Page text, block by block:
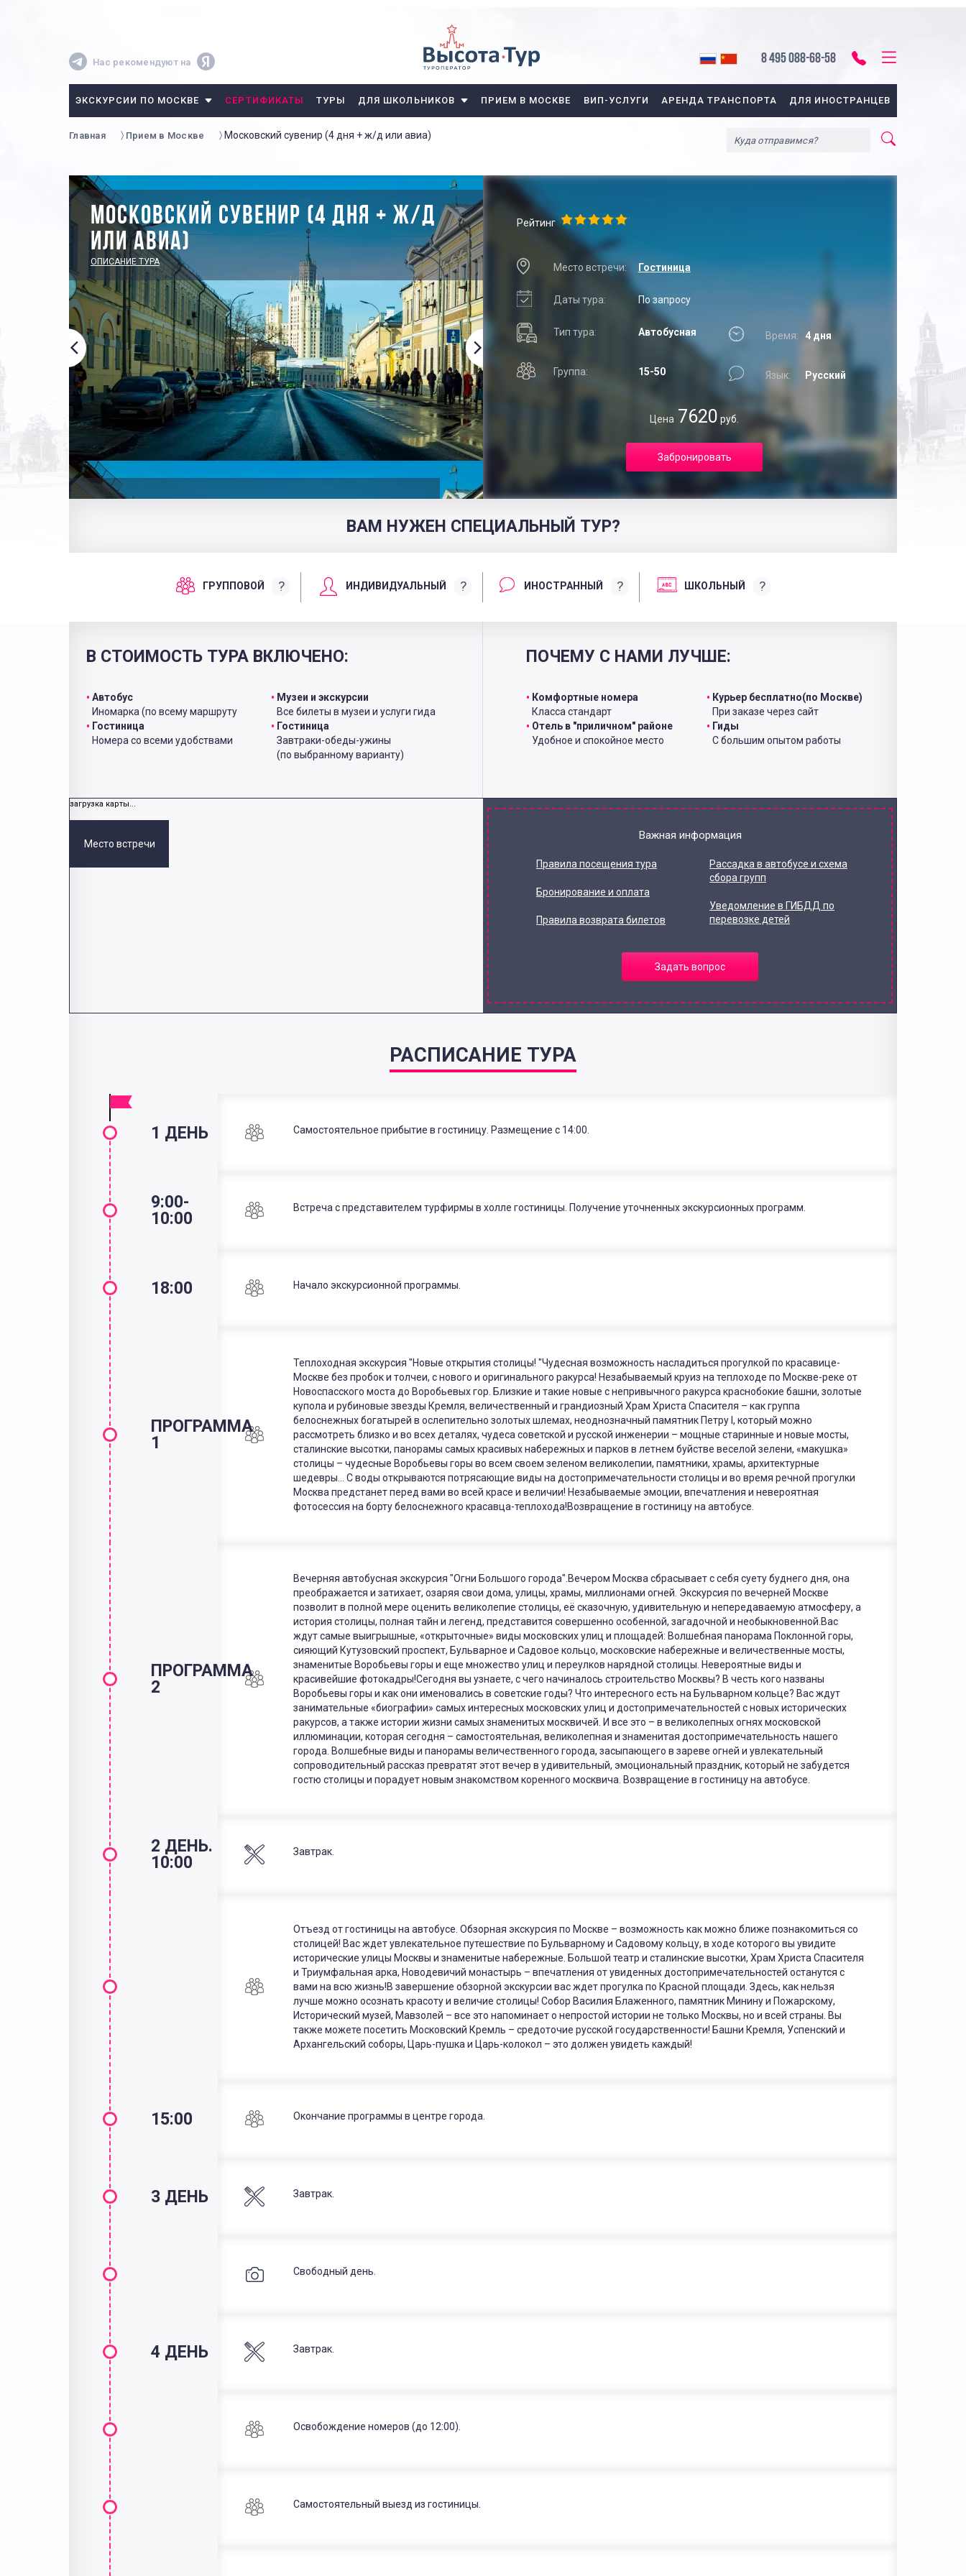
Нас рекомендуют на 8 495 088-68-58
ЭКСКУРСИИ ПО МОСКВЕ СЕРТИФИКАТЫ ТУРЫ ДЛЯ ШКОЛЬНИКОВ ПРИЕМ В МОСКВЕ ВИП-УСЛУГИ АРЕНДА ТРАНСПОРТА ДЛЯ ИНОСТРАНЦЕВ
Главная Прием в Москве Московский сувенир (4 дня + ж/д или авиа)
МОСКОВСКИЙ СУВЕНИР (4 ДНЯ + Ж/Д
ИЛИ АВИА)
ОПИСАНИЕ ТУРА
Рейтинг
Место встречи: Гостиница
Даты тура: По запросу
Тип тура: Автобусная Время: 4 дня
Группа: 15-50 Язык: Русский
Цена 7620 руб.
Забронировать
ВАМ НУЖЕН СПЕЦИАЛЬНЫЙ ТУР?
ГРУППОВОЙ ? ИНДИВИДУАЛЬНЫЙ ? ИНОСТРАННЫЙ ? ШКОЛЬНЫЙ ?
В СТОИМОСТЬ ТУРА ВКЛЮЧЕНО:
Автобус
Иномарка (по всему маршруту
Гостиница
Номера со всеми удобствами
Музеи и экскурсии
Все билеты в музеи и услуги гида
Гостиница
Завтраки-обеды-ужины
(по выбранному варианту)
ПОЧЕМУ С НАМИ ЛУЧШЕ:
Комфортные номера
Класса стандарт
Отель в "приличном" районе
Удобное и спокойное место
Курьер бесплатно(по Москве)
При заказе через сайт
Гиды
С большим опытом работы
загрузка карты...
Место встречи
Важная информация
Правила посещения тура
Бронирование и оплата
Правила возврата билетов
Рассадка в автобусе и схема
сбора групп
Уведомление в ГИБДД по
перевозке детей
Задать вопрос
РАСПИСАНИЕ ТУРА
1 ДЕНЬ Самостоятельное прибытие в гостиницу. Размещение с 14:00.
9:00-
10:00
Встреча с представителем турфирмы в холле гостиницы. Получение уточненных экскурсионных программ.
18:00 Начало экскурсионной программы.
ПРОГРАММА
1
Теплоходная экскурсия "Новые открытия столицы! "Чудесная возможность насладиться прогулкой по красавице-
Москве без пробок и толчеи, с нового и оригинального ракурса! Незабываемый круиз на теплоходе по Москве-реке от
Новоспасского моста до Воробьевых гор. Близкие и такие новые с непривычного ракурса краснобокие башни, золотые
купола и рубиновые звезды Кремля, величественный и грандиозный Храм Христа Спасителя – как группа
белоснежных богатырей в ослепительно золотых шлемах, неоднозначный памятник Петру I, который можно
рассмотреть близко и во всех деталях, чудеса советской и русской инженерии – мощные старинные и новые мосты,
сталинские высотки, панорамы самых красивых набережных и парков в летнем буйстве веселой зелени, «макушка»
столицы – чудесные Воробьевы горы во всем своем зеленом великолепии, памятники, храмы, архитектурные
шедевры… С воды открываются потрясающие виды на достопримечательности столицы и во время речной прогулки
Москва предстанет перед вами во всей красе и величии! Незабываемые эмоции, впечатления и невероятная
фотосессия на борту белоснежного красавца-теплохода!Возвращение в гостиницу на автобусе.
ПРОГРАММА
2
Вечерняя автобусная экскурсия "Огни Большого города".Вечером Москва сбрасывает с себя суету буднего дня, она
преображается и затихает, озаряя свои дома, улицы, храмы, миллионами огней. Экскурсия по вечерней Москве
позволит в полной мере оценить великолепие столицы, её сказочную, удивительную и непередаваемую атмосферу, а
история столицы, полная тайн и легенд, представится совершенно особенной, загадочной и необыкновенной.Вас
ждут самые выигрышные, «открыточные» виды московских улиц и площадей: Волшебная панорама Поклонной горы,
сияющий Кутузовский проспект, Бульварное и Садовое кольцо, московские набережные и величественные мосты,
знаменитые Воробьевы горы и еще множество улиц и переулков нарядной столицы. Невероятные виды и
красивейшие фотокадры!Сегодня вы узнаете, с чего начиналось строительство Москвы? В честь кого названы
Воробьевы горы и как они именовались в советские годы? Что интересного есть на Бульварном кольце? Вас ждут
занимательные «биографии» самых интересных московских улиц и достопримечательностей с новых исторических
ракурсов, а также истории жизни самых знаменитых москвичей. И все это – в великолепных огнях московской
иллюминации, которая сегодня – самостоятельная, великолепная и знаменитая достопримечательность нашего
города. Волшебные виды и панорамы величественного города, засыпающего в зареве огней и увлекательный
сопроводительный рассказ превратят этот вечер в удивительный, эмоциональный праздник, который не забудется
гостю столицы и порадует новым знакомством коренного москвича. Возвращение в гостиницу на автобусе.
2 ДЕНЬ.
10:00
Завтрак.
Отъезд от гостиницы на автобусе. Обзорная экскурсия по Москве – возможность как можно ближе познакомиться со
столицей! Вас ждет увлекательное путешествие по Бульварному и Садовому кольцу, в ходе которого вы увидите
исторические улицы Москвы и знаменитые набережные. Большой театр и сталинские высотки, Храм Христа Спасителя
и Триумфальная арка, Новодевичий монастырь – впечатления от увиденных достопримечательностей останутся с
вами на всю жизнь!В завершение обзорной экскурсии вас ждет прогулка по Красной площади. Здесь, как нельзя
лучше можно осознать красоту и величие столицы! Собор Василия Блаженного, памятник Минину и Пожарскому,
Исторический музей, Мавзолей – все это напоминает о непростой истории не только Москвы, но и всей страны. Вы
также можете посетить Московский Кремль – средоточие русской государственности! Башни Кремля, Успенский и
Архангельский соборы, Царь-пушка и Царь-колокол – это должен увидеть каждый!
15:00 Окончание программы в центре города.
3 ДЕНЬ Завтрак.
Свободный день.
4 ДЕНЬ Завтрак.
Освобождение номеров (до 12:00).
Самостоятельный выезд из гостиницы.